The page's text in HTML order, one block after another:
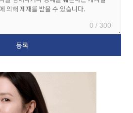
0 / 300